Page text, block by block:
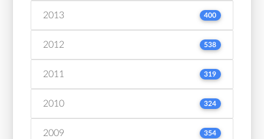
2013 400
2012 538
2011 319
2010 324
2009 354